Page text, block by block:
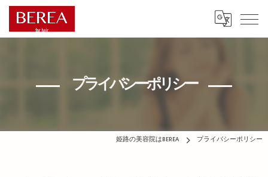
プライバシーポリシー
姫路の美容院はBEREA プライバシーポリシー